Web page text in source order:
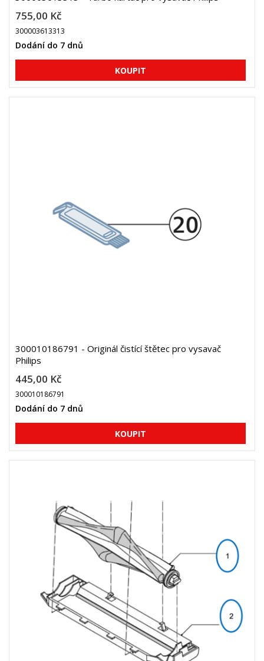
755,00 Kč
300003613313
Dodání do 7 dnů
300010186791 - Originál čistící štětec pro vysavač
Philips
445,00 Kč
300010186791
Dodání do 7 dnů